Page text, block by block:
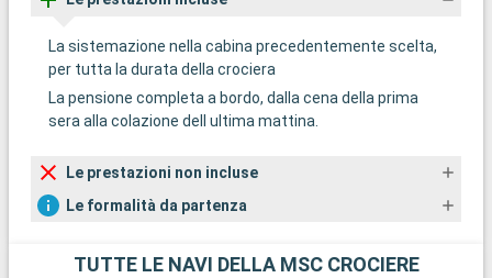
La sistemazione nella cabina precedentemente scelta,
per tutta la durata della crociera
La pensione completa a bordo, dalla cena della prima
sera alla colazione dell ultima mattina.
Le prestazioni non incluse
Le formalità da partenza
TUTTE LE NAVI DELLA MSC CROCIERE